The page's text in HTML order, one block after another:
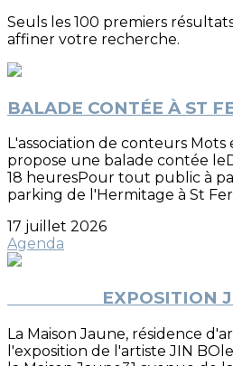
Seuls les 100 premiers
affiner votre recherche.
BALADE CONTÉE À ST
L'association de conteurs
propose une balade contée
18 heuresPour tout public à
parking de l'Hermitage à St
17 juillet 2026
Agenda
EXPOSITION
La Maison Jaune, résidence
l'exposition de l'artiste JIN